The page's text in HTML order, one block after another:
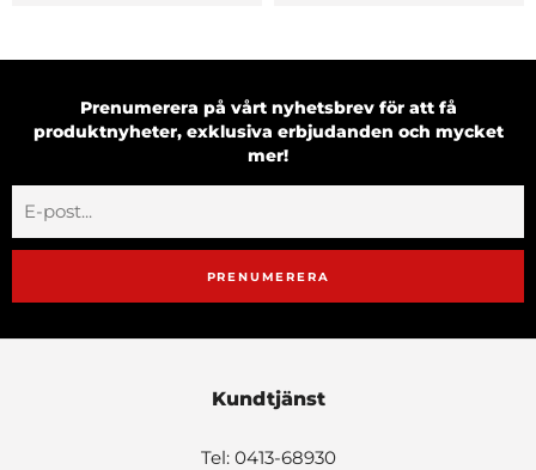
Prenumerera på vårt nyhetsbrev för att få
produktnyheter, exklusiva erbjudanden och mycket
mer!
PRENUMERERA
Kundtjänst
Tel: 0413-68930